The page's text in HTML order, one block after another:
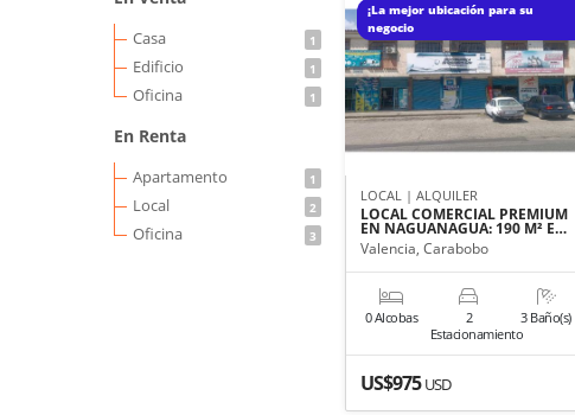
Casa 1
Edificio 1
Oficina 1
En Renta
Apartamento 1
Local 2
Oficina 3
¡La mejor ubicación para su
negocio
LOCAL | ALQUILER
LOCAL COMERCIAL PREMIUM
EN NAGUANAGUA: 190 M² E…
Valencia, Carabobo
0 Alcobas
2
Estacionamiento
3 Baño(s)
US$975USD